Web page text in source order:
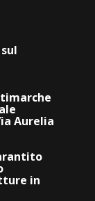
Aurelia
in